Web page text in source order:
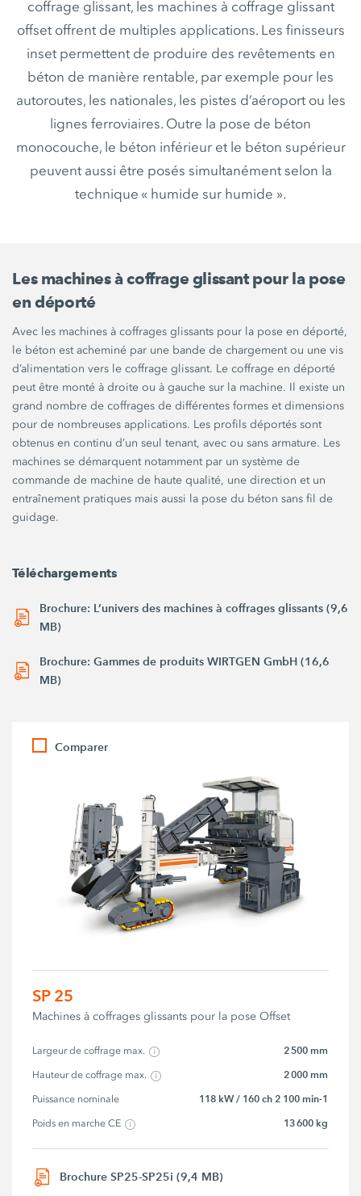
coffrage glissant, les machines à coffrage glissant
offset offrent de multiples applications. Les finisseurs
inset permettent de produire des revêtements en
béton de manière rentable, par exemple pour les
autoroutes, les nationales, les pistes d’aéroport ou les
lignes ferroviaires. Outre la pose de béton
monocouche, le béton inférieur et le béton supérieur
peuvent aussi être posés simultanément selon la
technique « humide sur humide ».
Les machines à coffrage glissant pour la pose
en déporté
Avec les machines à coffrages glissants pour la pose en déporté,
le béton est acheminé par une bande de chargement ou une vis
d’alimentation vers le coffrage glissant. Le coffrage en déporté
peut être monté à droite ou à gauche sur la machine. Il existe un
grand nombre de coffrages de différentes formes et dimensions
pour de nombreuses applications. Les profils déportés sont
obtenus en continu d’un seul tenant, avec ou sans armature. Les
machines se démarquent notamment par un système de
commande de machine de haute qualité, une direction et un
entraînement pratiques mais aussi la pose du béton sans fil de
guidage.
Téléchargements
Brochure: L’univers des machines à coffrages glissants (9,6
MB)
Brochure: Gammes de produits WIRTGEN GmbH (16,6
MB)
Comparer
SP 25
Machines à coffrages glissants pour la pose Offset
Largeur de coffrage max. 2 500 mm
Hauteur de coffrage max. 2 000 mm
Puissance nominale 118 kW / 160 ch 2 100 min-1
Poids en marche CE 13 600 kg
Brochure SP25-SP25i (9,4 MB)